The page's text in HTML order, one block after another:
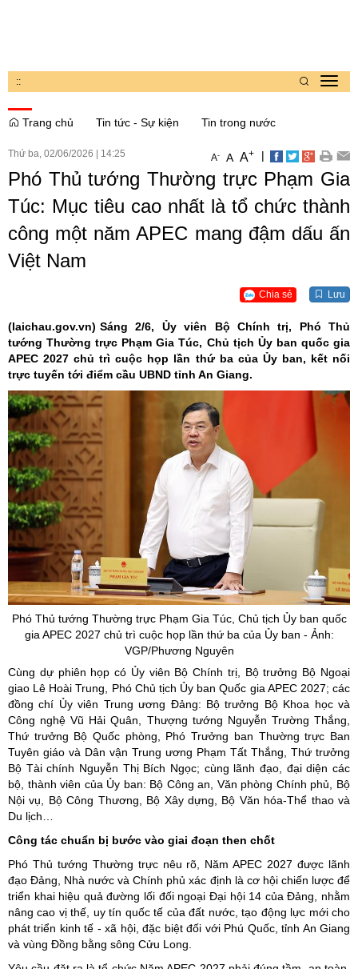
::
Trang chủ
Tin tức - Sự kiện Tin trong nước
Thứ ba, 02/06/2026 14:25 A- A A+ |
Phó Thủ tướng Thường trực Phạm Gia
Túc: Mục tiêu cao nhất là tổ chức thành
công một năm APEC mang đậm dấu ấn
Việt Nam
Chia sẻ Lưu
(laichau.gov.vn) Sáng 2/6, Ủy viên Bộ Chính trị, Phó Thủ
tướng Thường trực Phạm Gia Túc, Chủ tịch Ủy ban quốc gia
APEC 2027 chủ trì cuộc họp lần thứ ba của Ủy ban, kết nối
trực tuyến tới điểm cầu UBND tỉnh An Giang.
Phó Thủ tướng Thường trực Phạm Gia Túc, Chủ tịch Ủyban quốc
gia APEC 2027 chủ trì cuộc họp lần thứ ba của Ủyban - Ảnh:
VGP/Phương Nguyên
Cùng dự phiên họp có Ủy viên Bộ Chính trị, Bộ trưởng Bộ Ngoại
giao Lê Hoài Trung, Phó Chủ tịch Ủy ban Quốc gia APEC 2027; các
đồng chí Ủy viên Trung ương Đảng: Bộ trưởng Bộ Khoa học và
Công nghệ Vũ Hải Quân, Thượng tướng Nguyễn Trường Thắng,
Thứ trưởng Bộ Quốc phòng, Phó Trưởng ban Thường trực Ban
Tuyên giáo và Dân vận Trung ương Phạm Tất Thắng, Thứ trưởng
Bộ Tài chính Nguyễn Thị Bích Ngọc; cùng lãnh đạo, đại diện các
bộ, thành viên của Ủy ban: Bộ Công an, Văn phòng Chính phủ, Bộ
Nội vụ, Bộ Công Thương, Bộ Xây dựng, Bộ Văn hóa-Thể thao và
Du lịch…
Công tác chuẩn bị bước vào giai đoạn then chốt
Phó Thủ tướng Thường trực nêu rõ, Năm APEC 2027 được lãnh
đạo Đảng, Nhà nước và Chính phủ xác định là cơ hội chiến lược để
triển khai hiệu quả đường lối đối ngoại Đại hội 14 của Đảng, nhằm
nâng cao vị thế, uy tín quốc tế của đất nước, tạo động lực mới cho
phát triển kinh tế - xã hội, đặc biệt đối với Phú Quốc, tỉnh An Giang
và vùng Đồng bằng sông Cửu Long.